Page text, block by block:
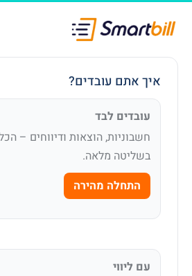
איך אתם עובדים?
עובדים לבד
חשבוניות, הוצאות ודיווחים –
בשליטה מלאה.
התחלה מהירה
עם ליווי